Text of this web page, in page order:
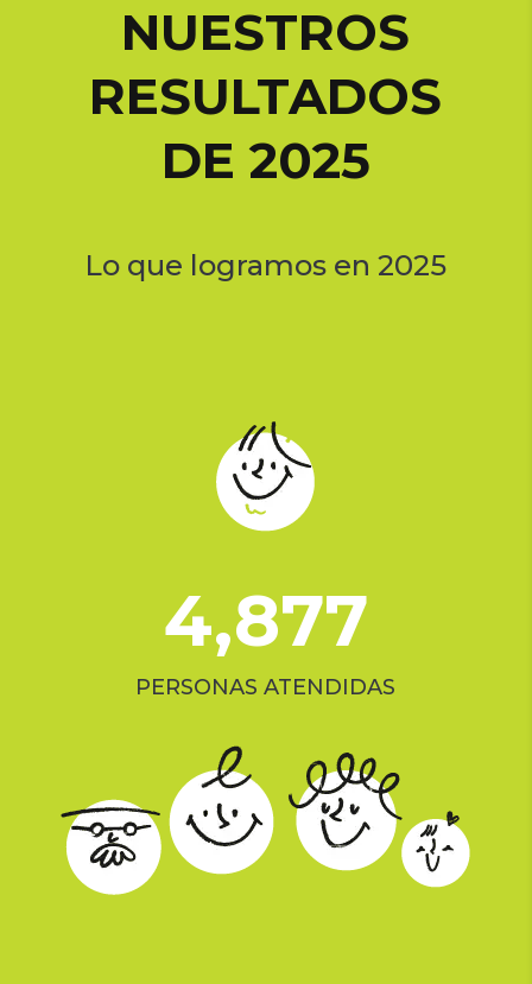
NUESTROS
RESULTADOS
DE 2025
Lo que logramos en 2025
4,877
PERSONAS ATENDIDAS